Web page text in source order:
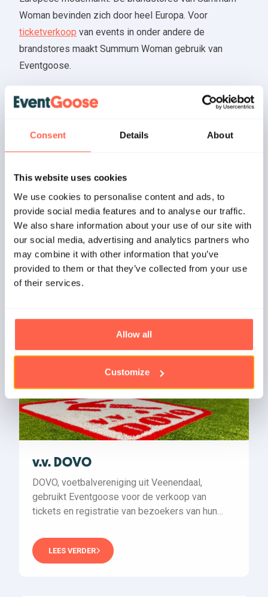
Consent Details About
This website uses cookies
We use cookies to personalise content and ads, to
provide social media features and to analyse our traffic.
We also share information about your use of our site with
our social media, advertising and analytics partners who
may combine it with other information that you’ve
provided to them or that they’ve collected from your use
of their services.
Allow all
Customize
Woman bevinden zich door heel Europa. Voor
ticketverkoop van events in onder andere de
brandstores maakt Summum Woman gebruik van
Eventgoose.
ticketverkoop voor de Summum VIP Days hebben
‘multisaleskanaal’ ingericht. Hier kunnen bezoekers
over 8 locaties, 4 dagen en 2 tijdsloten per dag. Via het
systeem hebben verschillende medewerkers van
Summum Woman realtime inzicht in de verkoop met
bijbehorende data en kunnen zij deze op een
gebruiksvriendelijke manier zelf beheren.
v.v. DOVO
DOVO, voetbalvereniging uit Veenendaal,
gebruikt Eventgoose voor de verkoop van
tickets en registratie van bezoekers van hun
LEES VERDER